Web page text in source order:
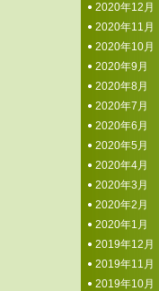
2020年12月
2020年11月
2020年10月
2020年9月
2020年8月
2020年7月
2020年6月
2020年5月
2020年4月
2020年3月
2020年2月
2020年1月
2019年12月
2019年11月
2019年10月